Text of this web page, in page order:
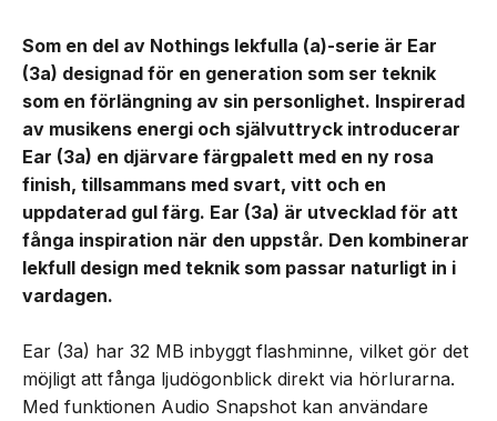
Som en del av Nothings lekfulla (a)-serie är Ear
(3a) designad för en generation som ser teknik
som en förlängning av sin personlighet. Inspirerad
av musikens energi och självuttryck introducerar
Ear (3a) en djärvare färgpalett med en ny rosa
finish, tillsammans med svart, vitt och en
uppdaterad gul färg. Ear (3a) är utvecklad för att
fånga inspiration när den uppstår. Den kombinerar
lekfull design med teknik som passar naturligt in i
vardagen.
Ear (3a) har 32 MB inbyggt flashminne, vilket gör det
möjligt att fånga ljudögonblick direkt via hörlurarna.
Med funktionen Audio Snapshot kan användare